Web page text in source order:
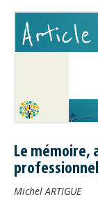
Le mémoire,
Michel ARTIGUE